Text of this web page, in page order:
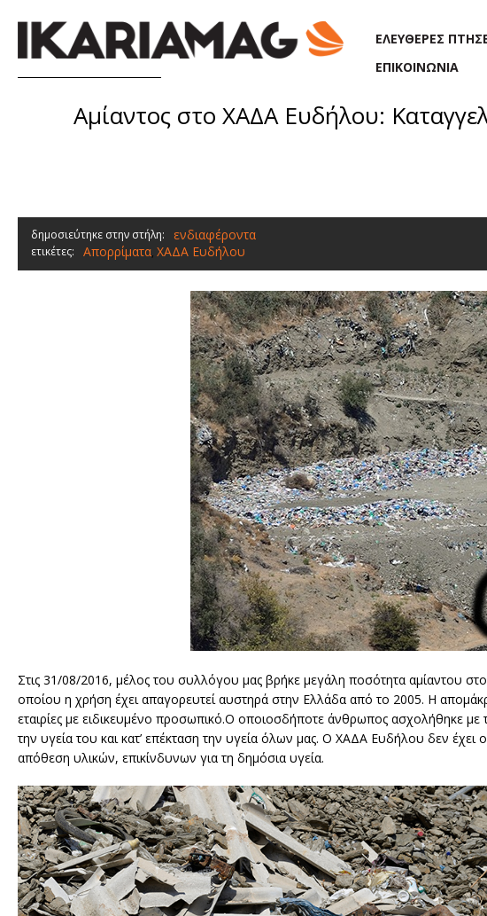
ΕΛΕΥΘΕΡΕΣ
ΕΠΙΚΟΙΝΩΝΙΑ
Αμίαντος στο ΧΑΔΑ Ευδήλου:
δημοσιεύτηκε στην στήλη: ενδιαφέροντα
ετικέτες: Απορρίματα, ΧΑΔΑ Ευδήλου
Στις 31/08/2016, μέλος του συλλόγου μας βρήκε μεγάλη ποσότητα αμίαντου
οποίου η χρήση έχει απαγορευτεί αυστηρά στην Ελλάδα από το 2005. Η
εταιρίες με ειδικευμένο προσωπικό.Ο οποιοσδήποτε άνθρωπος ασχολήθηκε
την υγεία του και κατ’ επέκταση την υγεία όλων μας. Ο ΧΑΔΑ Ευδήλου δεν
απόθεση υλικών, επικίνδυνων για τη δημόσια υγεία.